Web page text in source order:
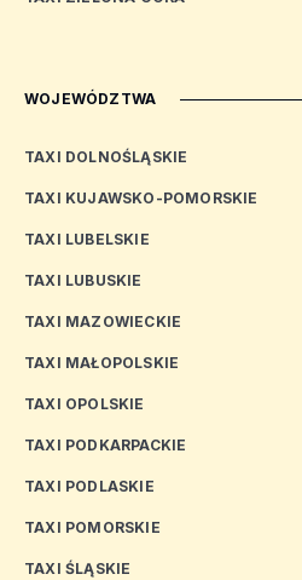
WOJEWÓDZTWA
TAXI DOLNOŚLĄSKIE
TAXI KUJAWSKO-POMORSKIE
TAXI LUBELSKIE
TAXI LUBUSKIE
TAXI MAZOWIECKIE
TAXI MAŁOPOLSKIE
TAXI OPOLSKIE
TAXI PODKARPACKIE
TAXI PODLASKIE
TAXI POMORSKIE
TAXI ŚLĄSKIE